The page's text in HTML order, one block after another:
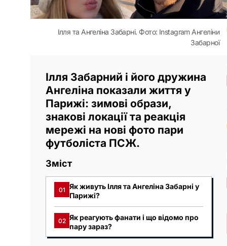
Ілля та Ангеліна Забарні. Фото: Instagram Ангеліни
Забарної
Ілля Забарний і його дружина
Ангеліна показали життя у
Парижі: зимові образи,
знакові локації та реакція
мережі на нові фото пари
футболіста ПСЖ.
Зміст
01 Як живуть Ілля та Ангеліна Забарні у
Парижі?
02 Як реагують фанати і що відомо про
пару зараз?